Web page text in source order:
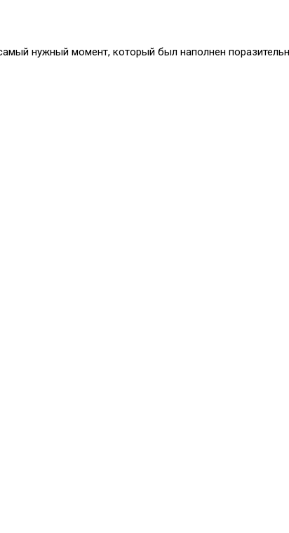
нужный момент, который был наполнен